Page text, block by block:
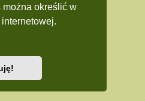
określić w